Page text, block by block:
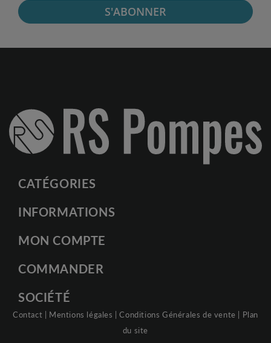
S'ABONNER
CATÉGORIES
INFORMATIONS
MON COMPTE
COMMANDER
SOCIÉTÉ
Contact | Mentions légales |Conditions Générales de vente | Plan
du site